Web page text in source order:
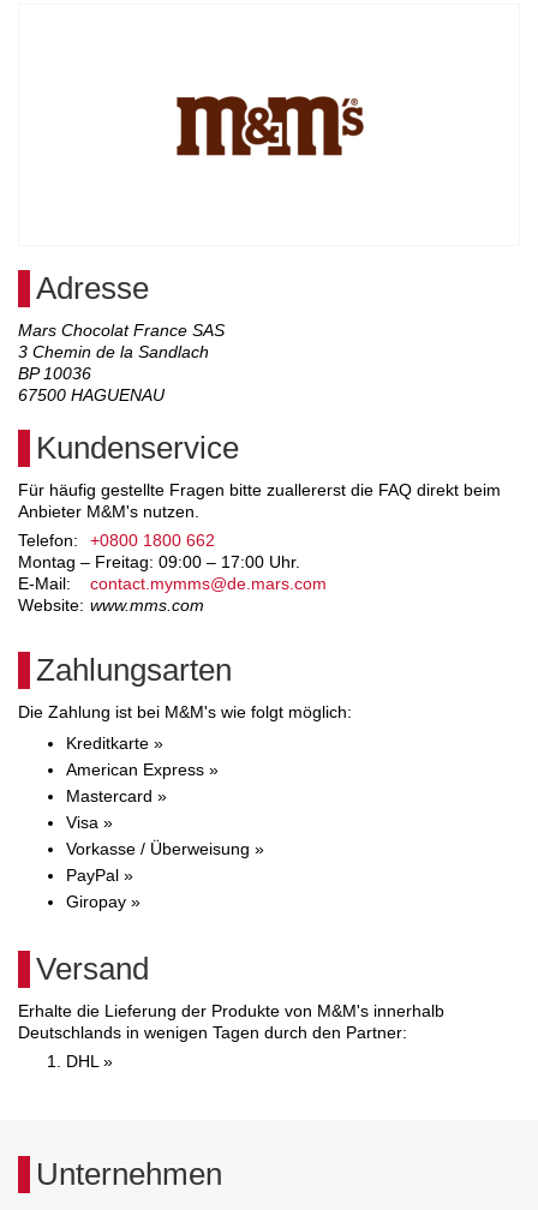
Adresse
Mars Chocolat France SAS
3 Chemin de la Sandlach
BP 10036
67500 HAGUENAU
Kundenservice
Für häufig gestellte Fragen bitte zuallererst die FAQ direkt beim
Anbieter M&M's nutzen.
Telefon:
+0800 1800 662
Montag – Freitag: 09:00 – 17:00 Uhr.
E-Mail:
contact.mymms@de.mars.com
Website: www.mms.com
Zahlungsarten
Die Zahlung ist bei M&M's wie folgt möglich:
Kreditkarte »
American Express »
Mastercard »
Visa »
Vorkasse / Überweisung »
PayPal »
Giropay »
Versand
Erhalte die Lieferung der Produkte von M&M's innerhalb
Deutschlands in wenigen Tagen durch den Partner:
DHL »
Unternehmen